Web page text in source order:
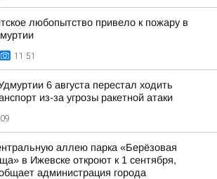
любопытство привело к пожару в
11:51
6 августа перестал ходить
из-за угрозы ракетной атаки
аллею парка «Берёзовая
в Ижевске откроют к 1 сентября,
администрация города